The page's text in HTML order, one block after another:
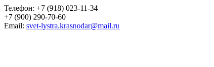
Телефон: +7 (918) 023-11-34
+7 (900) 290-70-60
Email: svet-lystra.krasnodar@mail.ru